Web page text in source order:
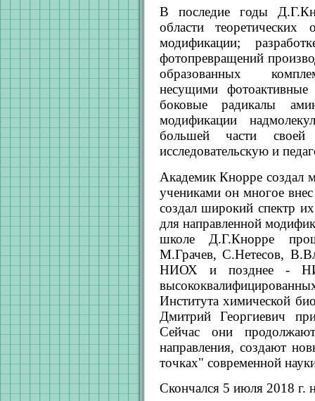
В последие годы
области теоретических
модификации;
фотопревращений
образованных
несущими
боковые радикалы
модификации
большей части своей
исследовательскую и
Академик Кнорре
учениками он многое
создал широкий спектр
для направленной
школе Д.Г.Кнорре
М.Грачев, С.Нетесов,
НИОХ и позднее -
Института химической
Дмитрий Георгиевич
Сейчас они
направления, создают
точках" современной
Скончался 5 июля 2018 г.